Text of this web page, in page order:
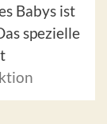
Babys ist
spezielle